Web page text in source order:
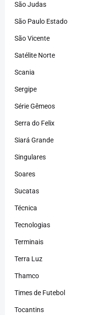
São Judas
São Paulo Estado
São Vicente
Satélite Norte
Scania
Sergipe
Série Gêmeos
Serra do Felix
Siará Grande
Singulares
Soares
Sucatas
Técnica
Tecnologias
Terminais
Terra Luz
Thamco
Times de Futebol
Tocantins